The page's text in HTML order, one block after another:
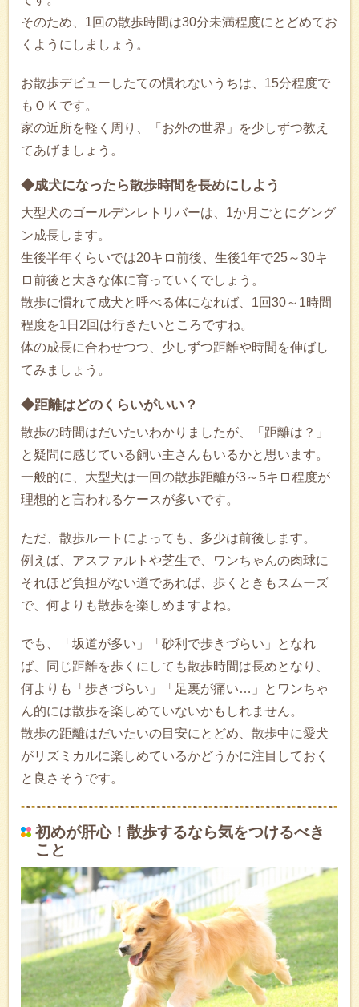
そのため、1回の散歩時間は30分未満程度にとどめてお
くようにしましょう。
お散歩デビューしたての慣れないうちは、15分程度で
もＯＫです。
家の近所を軽く周り、「お外の世界」を少しずつ教え
てあげましょう。
◆成犬になったら散歩時間を長めにしよう
大型犬のゴールデンレトリバーは、1か月ごとにグング
ン成長します。
生後半年くらいでは20キロ前後、生後1年で25～30キ
ロ前後と大きな体に育っていくでしょう。
散歩に慣れて成犬と呼べる体になれば、1回30～1時間
程度を1日2回は行きたいところですね。
体の成長に合わせつつ、少しずつ距離や時間を伸ばし
てみましょう。
◆距離はどのくらいがいい？
散歩の時間はだいたいわかりましたが、「距離は？」
と疑問に感じている飼い主さんもいるかと思います。
一般的に、大型犬は一回の散歩距離が3～5キロ程度が
理想的と言われるケースが多いです。
ただ、散歩ルートによっても、多少は前後します。
例えば、アスファルトや芝生で、ワンちゃんの肉球に
それほど負担がない道であれば、歩くときもスムーズ
で、何よりも散歩を楽しめますよね。
でも、「坂道が多い」「砂利で歩きづらい」となれ
ば、同じ距離を歩くにしても散歩時間は長めとなり、
何よりも「歩きづらい」「足裏が痛い…」とワンちゃ
ん的には散歩を楽しめていないかもしれません。
散歩の距離はだいたいの目安にとどめ、散歩中に愛犬
がリズミカルに楽しめているかどうかに注目しておく
と良さそうです。
初めが肝心！散歩するなら気をつけるべき
こと